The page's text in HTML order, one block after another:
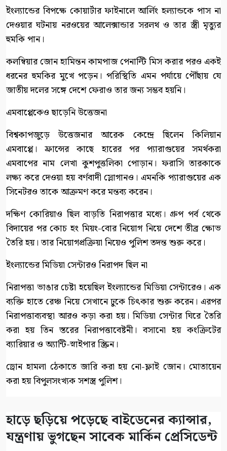
ইংল্যান্ডের বিপক্ষে কোয়ার্টার ফাইনালে আর্লিং হল্যান্ডকে পাস না
দেওয়ার ঘটনায় নরওয়ের আলেক্সান্ডার সরলথ ও তার স্ত্রী মৃত্যুর
হুমকি পান।
কলম্বিয়ার জোন হামিন্তন কামপাজ পেনাল্টি মিস করার পরও একই
ধরনের হুমকির মুখে পড়েন। পরিস্থিতি এমন পর্যায়ে পৌঁছায় যে
জাতীয় দলের সঙ্গে দেশে ফেরাও তার জন্য সম্ভব হয়নি।
এমবাপ্পেকেও ছাড়েনি উত্তেজনা
বিশ্বকাপজুড়ে উত্তেজনার আরেক কেন্দ্রে ছিলেন কিলিয়ান
এমবাপ্পে। ফ্রান্সের কাছে হারের পর প্যারাগুয়ের সমর্থকরা
এমবাপের নাম লেখা কুশপুত্তলিকা পোড়ান। ফরাসি তারকাকে
লক্ষ্য করে দেওয়া হয় বর্ণবাদী স্লোগানও। এমনকি প্যারাগুয়ের এক
সিনেটরও তাকে আক্রমণ করে মন্তব্য করেন।
দক্ষিণ কোরিয়াও ছিল বাড়তি নিরাপত্তার মধ্যে। গ্রুপ পর্ব থেকে
বিদায়ের পর কোচ হং মিয়ং-বোর নিয়োগ নিয়ে দেশে তীব্র ক্ষোভ
তৈরি হয়। তার নিয়োগপ্রক্রিয়া নিয়েও পুলিশ তদন্ত শুরু করে।
ইংল্যান্ডের মিডিয়া সেন্টারও নিরাপদ ছিল না
নিরাপত্তা ভাঙার চেষ্টা হয়েছিল ইংল্যান্ডের মিডিয়া সেন্টারেও। এক
ব্যক্তি হাতে রেঞ্চ নিয়ে সেখানে ঢুকে চিৎকার শুরু করেন। এরপর
নিরাপত্তাব্যবস্থা আরও কড়া করা হয়। মিডিয়া সেন্টার ঘিরে তৈরি
করা হয় তিন স্তরের নিরাপত্তাবেষ্টনী। বসানো হয় কংক্রিটের
ব্যারিয়ার ও অ্যান্টি-স্নাইপার স্ক্রিন।
ড্রোন হামলা ঠেকাতে জারি করা হয় নো-ফ্লাই জোন। মোতায়েন
করা হয় বিপুলসংখ্যক সশস্ত্র পুলিশ।
হাড়ে ছড়িয়ে পড়েছে বাইডেনের ক্যান্সার,
যন্ত্রণায় ভুগছেন সাবেক মার্কিন প্রেসিডেন্ট